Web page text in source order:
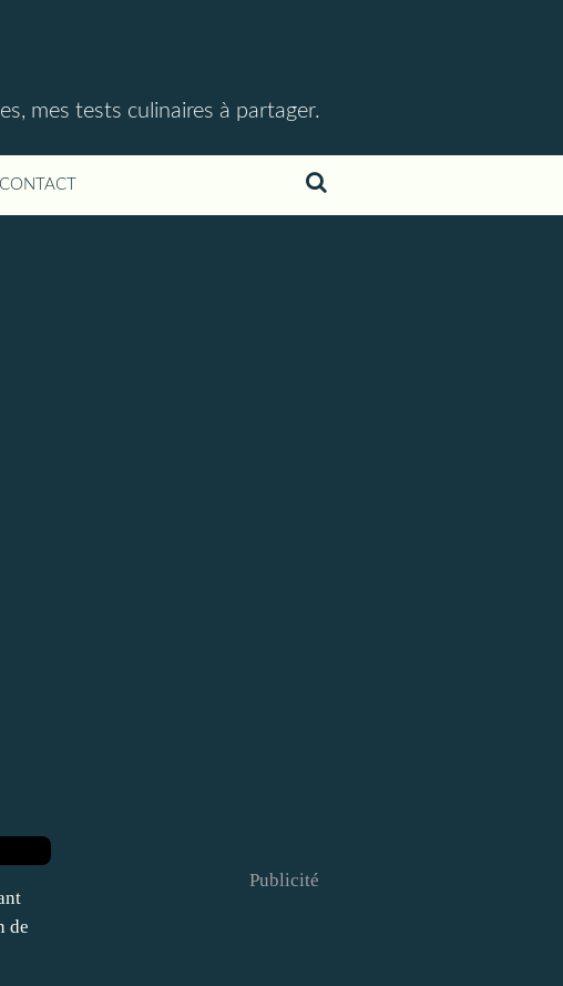
mes tests culinaires à partager.
CONTACT
de
Publicité